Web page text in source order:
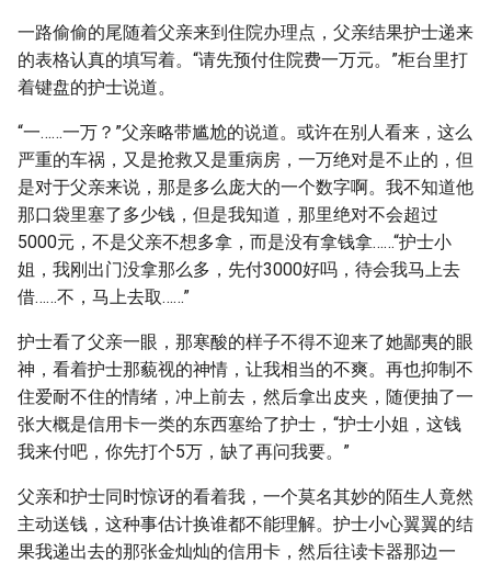
一路偷偷的尾随着父亲来到住院办理点，父亲结果护士递来
的表格认真的填写着。“请先预付住院费一万元。”柜台里打
着键盘的护士说道。
“一……一万？”父亲略带尴尬的说道。或许在别人看来，这么
严重的车祸，又是抢救又是重病房，一万绝对是不止的，但
是对于父亲来说，那是多么庞大的一个数字啊。我不知道他
那口袋里塞了多少钱，但是我知道，那里绝对不会超过
5000元，不是父亲不想多拿，而是没有拿钱拿……“护士小
姐，我刚出门没拿那么多，先付3000好吗，待会我马上去
借……不，马上去取……”
护士看了父亲一眼，那寒酸的样子不得不迎来了她鄙夷的眼
神，看着护士那藐视的神情，让我相当的不爽。再也抑制不
住爱耐不住的情绪，冲上前去，然后拿出皮夹，随便抽了一
张大概是信用卡一类的东西塞给了护士，“护士小姐，这钱
我来付吧，你先打个5万，缺了再问我要。”
父亲和护士同时惊讶的看着我，一个莫名其妙的陌生人竟然
主动送钱，这种事估计换谁都不能理解。护士小心翼翼的结
果我递出去的那张金灿灿的信用卡，然后往读卡器那边一